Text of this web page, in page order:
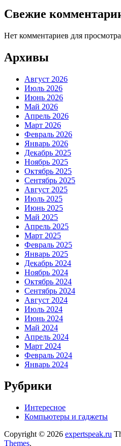
Свежие
Нет комментариев для
Архивы
Август 2026
Июль 2026
Июнь 2026
Май 2026
Апрель 2026
Март 2026
Февраль 2026
Январь 2026
Декабрь 2025
Ноябрь 2025
Октябрь 2025
Сентябрь 2025
Август 2025
Июль 2025
Июнь 2025
Май 2025
Апрель 2025
Март 2025
Февраль 2025
Январь 2025
Декабрь 2024
Ноябрь 2024
Октябрь 2024
Сентябрь 2024
Август 2024
Июль 2024
Июнь 2024
Май 2024
Апрель 2024
Март 2024
Февраль 2024
Январь 2024
Рубрики
Интересное
Компьютеры и гаджеты
Copyright © 2026 expertspeak.ru
Themes.